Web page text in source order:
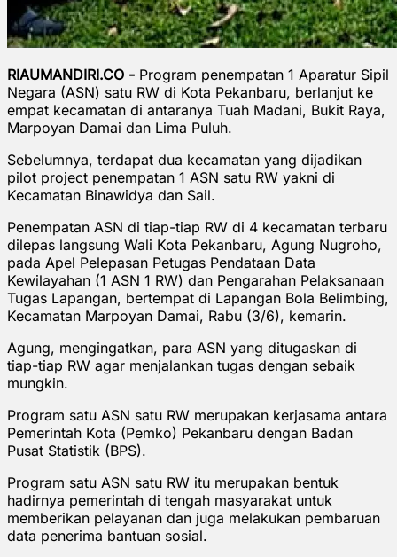
RIAUMANDIRI.CO - Program penempatan 1 Aparatur Sipil
Negara (ASN) satu RW di Kota Pekanbaru, berlanjut ke
empat kecamatan di antaranya Tuah Madani, Bukit Raya,
Marpoyan Damai dan Lima Puluh.
Sebelumnya, terdapat dua kecamatan yang dijadikan
pilot project penempatan 1 ASN satu RW yakni di
Kecamatan Binawidya dan Sail.
Penempatan ASN di tiap-tiap RW di 4 kecamatan terbaru
dilepas langsung Wali Kota Pekanbaru, Agung Nugroho,
pada Apel Pelepasan Petugas Pendataan Data
Kewilayahan (1 ASN 1 RW) dan Pengarahan Pelaksanaan
Tugas Lapangan, bertempat di Lapangan Bola Belimbing,
Kecamatan Marpoyan Damai, Rabu (3/6), kemarin.
Agung, mengingatkan, para ASN yang ditugaskan di
tiap-tiap RW agar menjalankan tugas dengan sebaik
mungkin.
Program satu ASN satu RW merupakan kerjasama antara
Pemerintah Kota (Pemko) Pekanbaru dengan Badan
Pusat Statistik (BPS).
Program satu ASN satu RW itu merupakan bentuk
hadirnya pemerintah di tengah masyarakat untuk
memberikan pelayanan dan juga melakukan pembaruan
data penerima bantuan sosial.